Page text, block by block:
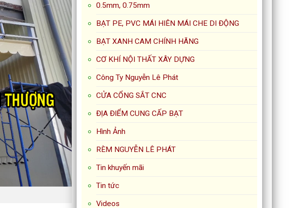
0.5mm, 0.75mm
BẠT PE, PVC MÁI HIÊN MÁI CHE DI ĐỘNG
BẠT XANH CAM CHÍNH HÃNG
CƠ KHÍ NỘI THẤT XÂY DỰNG
Công Ty Nguyễn Lê Phát
CỬA CỔNG SẮT CNC
ĐỊA ĐIỂM CUNG CẤP BẠT
Hình Ảnh
RÈM NGUYỄN LÊ PHÁT
Tin khuyến mãi
Tin tức
Videos